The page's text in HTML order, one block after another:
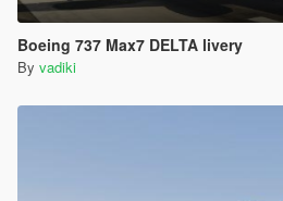
Boeing 737 Max7 DELTA livery
By vadiki